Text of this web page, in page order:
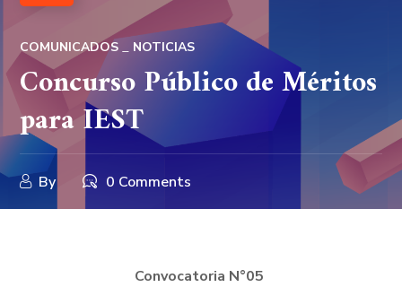
COMUNICADOS NOTICIAS
Concurso Público de Méritos
para IEST
By 0 Comments
Convocatoria N°05